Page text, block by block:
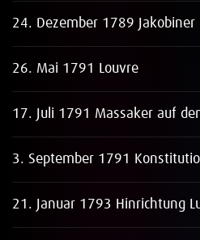
24. Dezember 1789 Jakobiner
26. Mai 1791 Louvre
17. Juli 1791 Massaker auf
3. September 1791
21. Januar 1793 Hinrichtung